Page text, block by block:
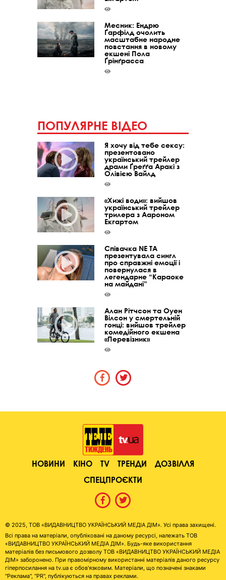
Месник: Ендрю
Ґарфілд очолить
масштабне народне
повстання в новому
екшені Пола
Ґрінґрасса
ПОПУЛЯРНЕ ВІДЕО
Я хочу від тебе сексу:
презентовано
український трейлер
драми Ґреґґа Аракі з
Олівією Вайлд
«Хижі води»: вийшов
український трейлер
трилера з Аароном
Екгартом
Співачка NE TA
презентувала сингл
про справжні емоції і
повернулася в
легендарне “Караоке
на майдані”
Алан Рітчсон та Оуен
Вілсон у смертельній
гонці: вийшов трейлер
комедійного екшена
«Перевізник»
НОВИНИ КІНО TV ТРЕНДИ
ДОЗВІЛЛЯ
СПЕЦПРОЄКТИ
© 2025, ТОВ «ВИДАВНИЦТВО УКРАЇНСЬКИЙ МЕДІА ДІМ». Усі права захищені.
Всі права на матеріали, опубліковані на даному ресурсі, належать ТОВ
«ВИДАВНИЦТВО УКРАЇНСЬКИЙ МЕДІА ДІМ». Будь-яке використання
матеріалів без письмового дозволу ТОВ «ВИДАВНИЦТВО УКРАЇНСЬКИЙ МЕДІА
ДІМ» заборонено. При правомірному використанні матеріалів даного ресурсу
гіперпосилання на tv.ua є обов'язковим. Матеріали, що позначені знаками
"Реклама", "PR", публікуються на правах реклами.